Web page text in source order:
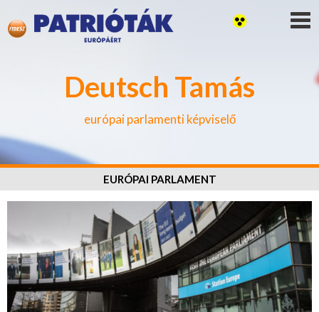
Deutsch Tamás
európai parlamenti képviselő
EURÓPAI PARLAMENT